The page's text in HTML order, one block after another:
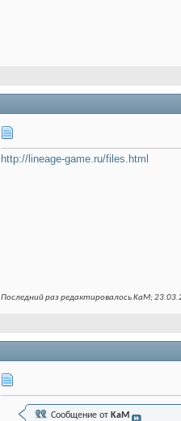
http://lineage-game.ru/files.html
Последний раз редактировалось KaM;
Сообщение от KaM